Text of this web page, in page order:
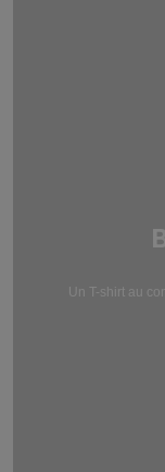
Un T-shirt au